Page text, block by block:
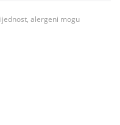
alergeni mogu